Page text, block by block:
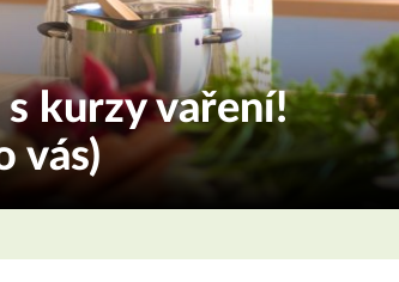
s kurzy vaření!
vás)